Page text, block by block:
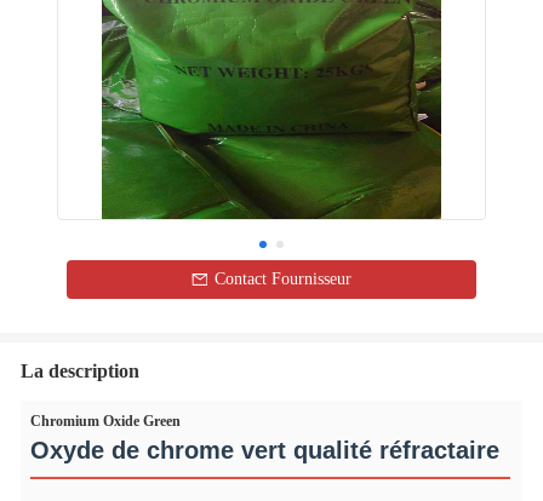
Contact Fournisseur
La description
Chromium Oxide Green
Oxyde de chrome vert qualité réfractaire